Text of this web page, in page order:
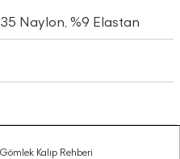
Naylon, %9 Elastan
Gömlek Kalıp Rehberi